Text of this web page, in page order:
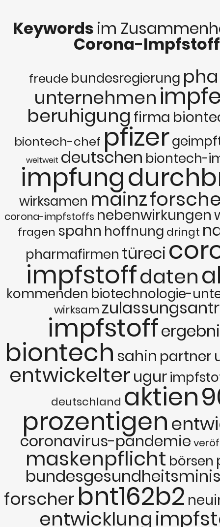
Keywords im
Corona-Impfstoff
freude bundesregierung
unternehmen
beruhigung firma
biontech-chef pfizer
weltweit deutschen biontech-
impfung
wirksamen mainz
corona-impfstoffs nebenwirkungen
fragen spahn hoffnung dringt
pharmafirmen türeci
impfstoffdaten
kommenden biotechnologie-
wirksam
impfstoff
biontech sahin partner
entwickelterugur
deutschland aktien
prozentigen
coronavirus-pandemie
maskenpflicht börsen
forscher bnt162b2
entwicklung